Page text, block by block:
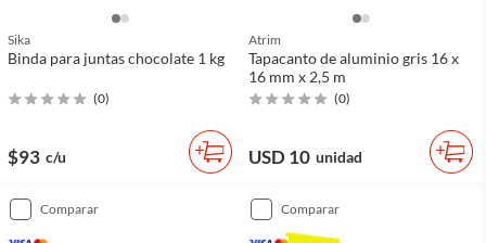
Sika
Binda para juntas chocolate 1 kg
(0)
$93 c/u
Atrim
Tapacanto de aluminio gris 16 x
16 mm x 2,5 m
(0)
USD 10 unidad
comparar comparar